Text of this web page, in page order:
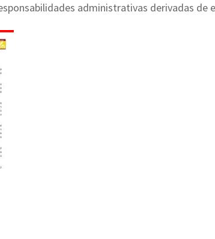
administrativas derivadas de